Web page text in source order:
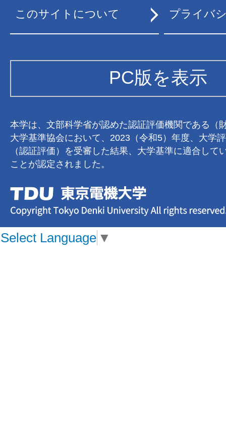
このサイトについて プライバ
PC版を表示
本学は、文部科学省が認めた認証評価機関である（
大学基準協会において、2023（令和5）年度、大学
（認証評価）を受審した結果、大学基準に適合して
ことが認定されました。
Select Language ▼